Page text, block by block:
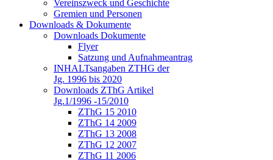
Vereinszweck und Geschichte
Gremien und Personen
Downloads & Dokumente
Downloads Dokumente
Flyer
Satzung und Aufnahmeantrag
INHALTsangaben ZTHG der
Jg. 1996 bis 2020
Downloads ZThG Artikel
Jg.1/1996 -15/2010
ZThG 15 2010
ZThG 14 2009
ZThG 13 2008
ZThG 12 2007
ZThG 11 2006